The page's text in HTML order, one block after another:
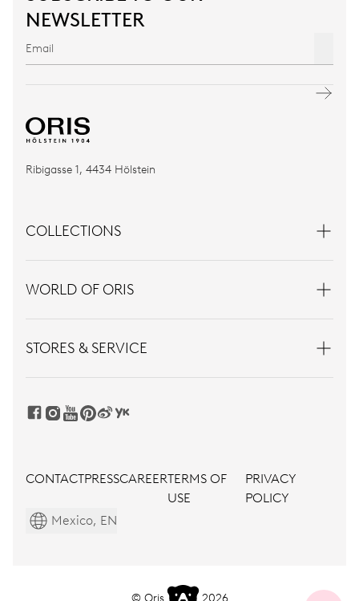
NEWSLETTER
Ribigasse 1, 4434 Hölstein
COLLECTIONS
WORLD OF ORIS
STORES & SERVICE
CONTACTPRESSCAREERTERMS OF
USE
PRIVACY
POLICY
Mexico, EN